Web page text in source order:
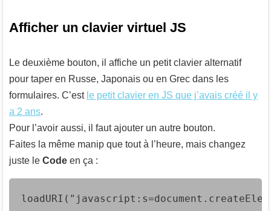
Afficher un clavier virtuel JS
Le deuxième bouton, il affiche un petit clavier alternatif
pour taper en Russe, Japonais ou en Grec dans les
formulaires. C’est le petit clavier en JS que j’avais créé il y
a 2 ans.
Pour l’avoir aussi, il faut ajouter un autre bouton.
Faites la même manip que tout à l’heure, mais changez
juste le Code en ça :